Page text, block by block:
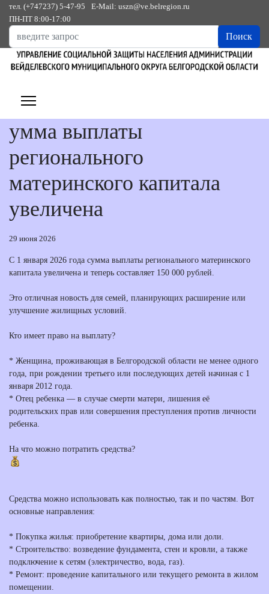
тел. (+747237) 5-47-95
E-Mail: uszn@ve.belregion.ru
ПН-ПТ 8:00-17:00
Искать...
Поиск
умма выплаты
регионального
материнского капитала
увеличена
29 июня 2026
С 1 января 2026 года сумма выплаты регионального материнского
капитала увеличена и теперь составляет 150 000 рублей.
Это отличная новость для семей, планирующих расширение или
улучшение жилищных условий.
Кто имеет право на выплату?
* Женщина, проживающая в Белгородской области не менее одного
года, при рождении третьего или последующих детей начиная с 1
января 2012 года.
* Отец ребенка — в случае смерти матери, лишения её
родительских прав или совершения преступления против личности
ребенка.
На что можно потратить средства?
Средства можно использовать как полностью, так и по частям. Вот
основные направления:
* Покупка жилья: приобретение квартиры, дома или доли.
* Строительство: возведение фундамента, стен и кровли, а также
подключение к сетям (электричество, вода, газ).
* Ремонт: проведение капитального или текущего ремонта в жилом
помещении.